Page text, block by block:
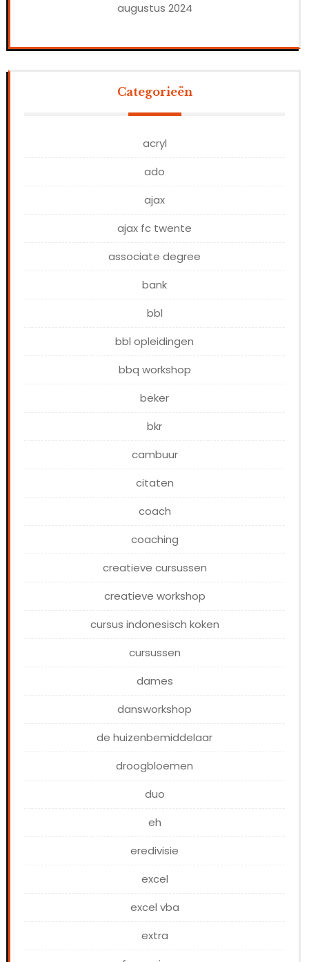
augustus 2024
Categorieën
acryl
ado
ajax
ajax fc twente
associate degree
bank
bbl
bbl opleidingen
bbq workshop
beker
bkr
cambuur
citaten
coach
coaching
creatieve cursussen
creatieve workshop
cursus indonesisch koken
cursussen
dames
dansworkshop
de huizenbemiddelaar
droogbloemen
duo
eh
eredivisie
excel
excel vba
extra